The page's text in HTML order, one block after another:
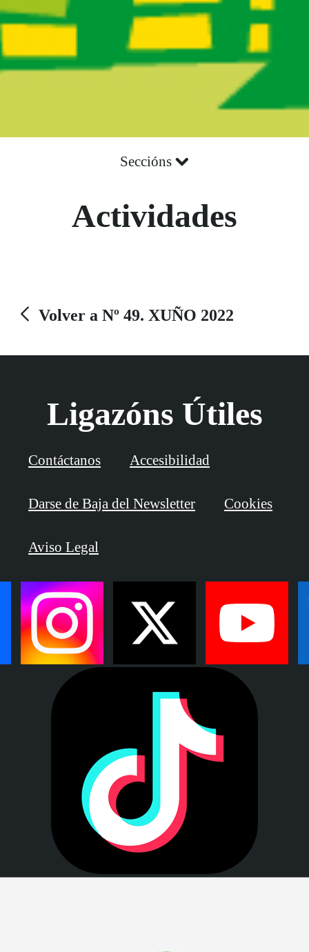
Seccións
Actividades
Volver a Nº 49. XUÑO 2022
Ligazóns Útiles
Contáctanos Accesibilidad
Darse de Baja del Newsletter Cookies
Aviso Legal